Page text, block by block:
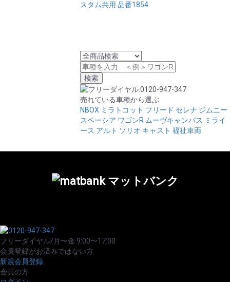
スタム共用 品番1854
売れている車種から選ぶ
NBOX ミラトコット フリード セレナ ジムニー
スペーシア ワゴンR ムーヴキャンバス ミライ
ース アルト ソリオ キャスト 福祉車両
フリーダイヤル/月〜金 9:00〜17:00
会員登録がお済みではない方
新規会員登録
会員の方